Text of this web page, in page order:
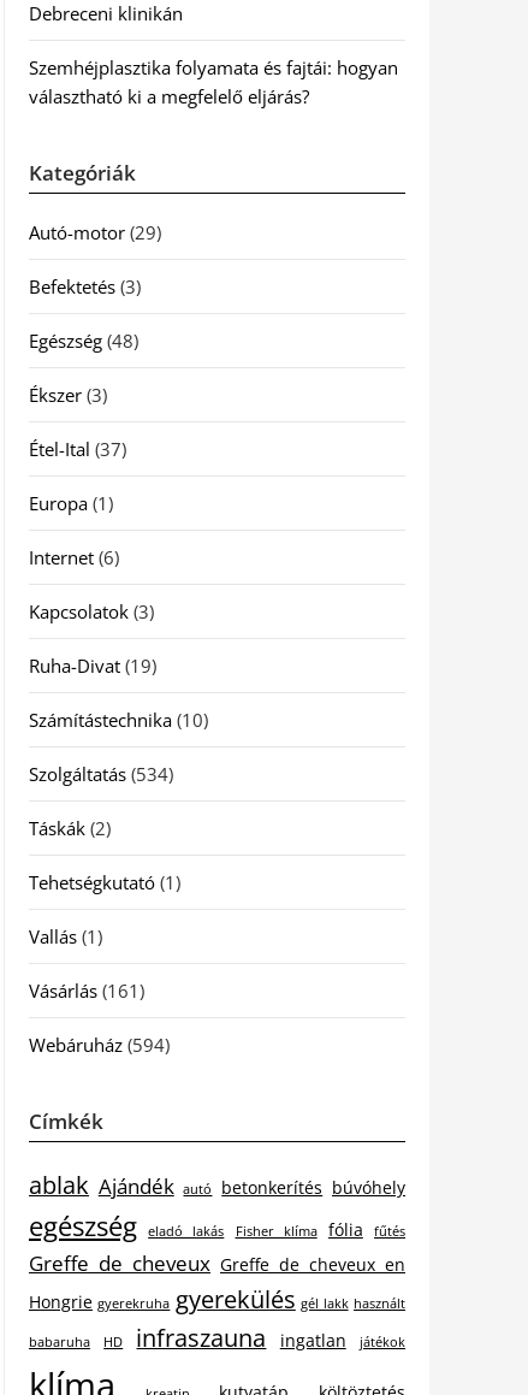
Debreceni klinikán
Szemhéjplasztika folyamata és fajtái: hogyan
választható ki a megfelelő eljárás?
Kategóriák
Autó-motor(29)
Befektetés(3)
Egészség(48)
Ékszer(3)
Étel-Ital (37)
Europa(1)
Internet(6)
Kapcsolatok(3)
Ruha-Divat(19)
Számítástechnika(10)
Szolgáltatás(534)
Táskák(2)
Tehetségkutató(1)
Vallás(1)
Vásárlás(161)
Webáruház(594)
Címkék
ablak Ajándék autó betonkerítés búvóhely
egészség eladó lakás Fisher klíma fólia fűtés
Greffe de cheveux Greffe de cheveux en
Hongrie gyerekruha gyerekülés gél lakk használt
babaruha HD infraszauna ingatlan játékok
klíma